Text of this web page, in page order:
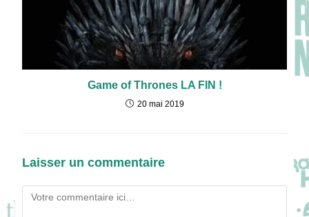
Game of Thrones LA FIN !
20 mai 2019
Laisser un commentaire
Comment